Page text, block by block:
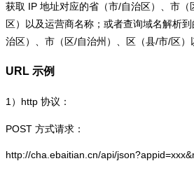
获取 IP 地址对应的省（市/自治区）、市
区）以及运营商名称；或者查询域名解析
治区）、市（区/自治州）、区（县/市/区）
URL 示例
1） http 协议：
POST 方式请求：
http://cha.ebaitian.cn/api/